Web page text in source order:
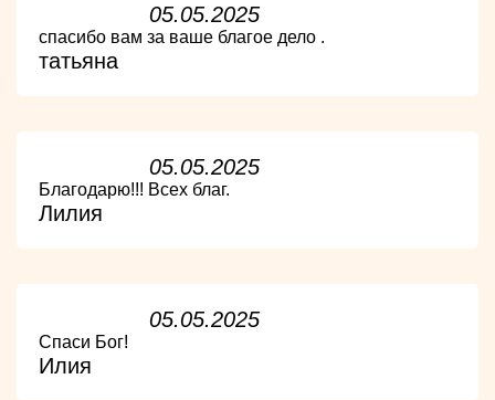
05.05.2025
спасибо вам за ваше благое дело .
татьяна
05.05.2025
Благодарю!!! Всех благ.
Лилия
05.05.2025
Спаси Бог!
Илия